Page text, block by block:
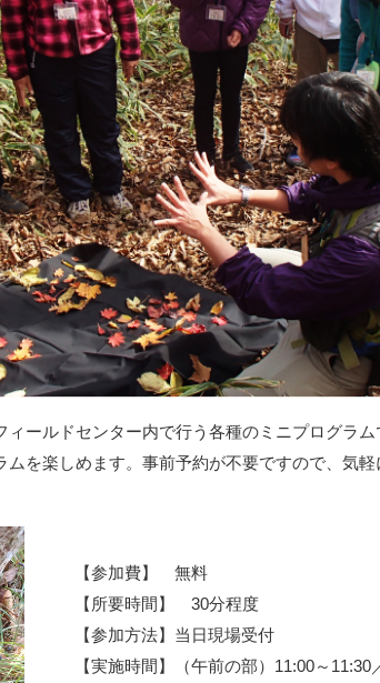
ールドセンター内で行う各種のミニプログラ
を楽しめます。事前予約が不要ですので、気
【参加費】 無料
【所要時間】 30分程度
【参加方法】当日現場受付
【実施時間】（午前の部）11:00～11:30／